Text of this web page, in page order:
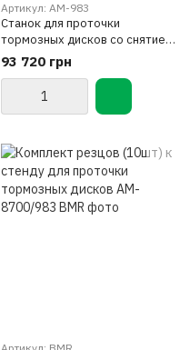
Артикул: AM-983
Станок для проточки
тормозных дисков со снятием
и без снятия с автомобиля AM-
93 720 грн